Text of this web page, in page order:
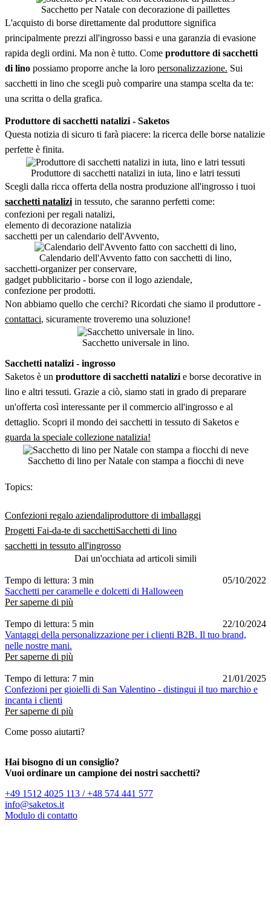
Sacchetto per Natale con decorazione di paillettes
L'acquisto di borse direttamente dal produttore significa
principalmente prezzi all'ingrosso bassi e una garanzia di evasione
rapida degli ordini. Ma non è tutto. Come produttore di sacchetti
di lino possiamo proporre anche la loro personalizzazione. Sui
sacchetti in lino che scegli può comparire una stampa scelta da te:
una scritta o della grafica.
Produttore di sacchetti natalizi - Saketos
Questa notizia di sicuro ti farà piacere: la ricerca delle borse natalizie
perfette è finita.
Produttore di sacchetti natalizi in iuta, lino e latri tessuti
Scegli dalla ricca offerta della nostra produzione all'ingrosso i tuoi
sacchetti natalizi in tessuto, che saranno perfetti come:
confezioni per regali natalizi,
elemento di decorazione natalizia
sacchetti per un calendario dell'Avvento,
Calendario dell'Avvento fatto con sacchetti di lino,
sacchetti-organizer per conservare,
gadget pubblicitario - borse con il logo aziendale,
confezione per prodotti.
Non abbiamo quello che cerchi? Ricordati che siamo il produttore -
contattaci, sicuramente troveremo una soluzione!
Sacchetto universale in lino.
Sacchetti natalizi - ingrosso
Saketos è un produttore di sacchetti natalizi e borse decorative in
lino e altri tessuti. Grazie a ciò, siamo stati in grado di preparare
un'offerta così interessante per il commercio all'ingrosso e al
dettaglio. Scopri il mondo dei sacchetti in tessuto di Saketos e
guarda la speciale collezione natalizia!
Sacchetto di lino per Natale con stampa a fiocchi di neve
Topics:
Confezioni regalo aziendaliproduttore di imballaggi
Progetti Fai-da-te di sacchettiSacchetti di lino
sacchetti in tessuto all'ingrosso
Dai un'occhiata ad articoli simili
Tempo di lettura: 3 min
05/10/2022
Sacchetti per caramelle e dolcetti di Halloween
Per saperne di più
Tempo di lettura: 5 min
22/10/2024
Vantaggi della personalizzazione per i clienti B2B. Il tuo brand,
nelle nostre mani.
Per saperne di più
Tempo di lettura: 7 min
21/01/2025
Confezioni per gioielli di San Valentino - distingui il tuo marchio e
incanta i clienti
Per saperne di più
Come posso aiutarti?
Hai bisogno di un consiglio?
Vuoi ordinare un campione dei nostri sacchetti?
+49 1512 4025 113 / +48 574 441 577
info@saketos.it
Modulo di contatto